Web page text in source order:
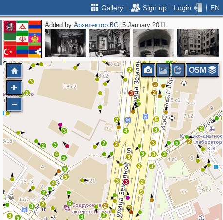
Gallery Sign up Login EN
Added byАрхитектор ВС, 5 January 2011
3 5
3 5
3
2
2
2
5
5
5
4
2
2
6
2 3
3
2
3
3
5
2
2 3
3
3
3
2
4
5
3
3
3
5 2
2
2
3
3
2
2
3
3
2
2
3
2
4 2
2
4
4 2
3
OSM